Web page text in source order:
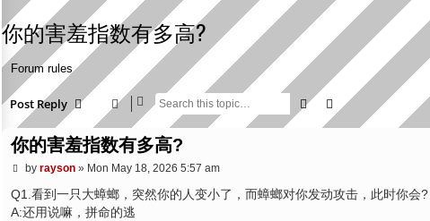
你的害羞指数有多高?
Forum rules
Post Reply SearchAdvanced search
你的害羞指数有多高?
P
s
t
by rayson» Mon May 18, 2026 5:57 am
Q1.看到一只大蟑螂，突然你的人变小了，而蟑螂对你发动攻击，此时你会?
A:还用说嘛，拼命的逃